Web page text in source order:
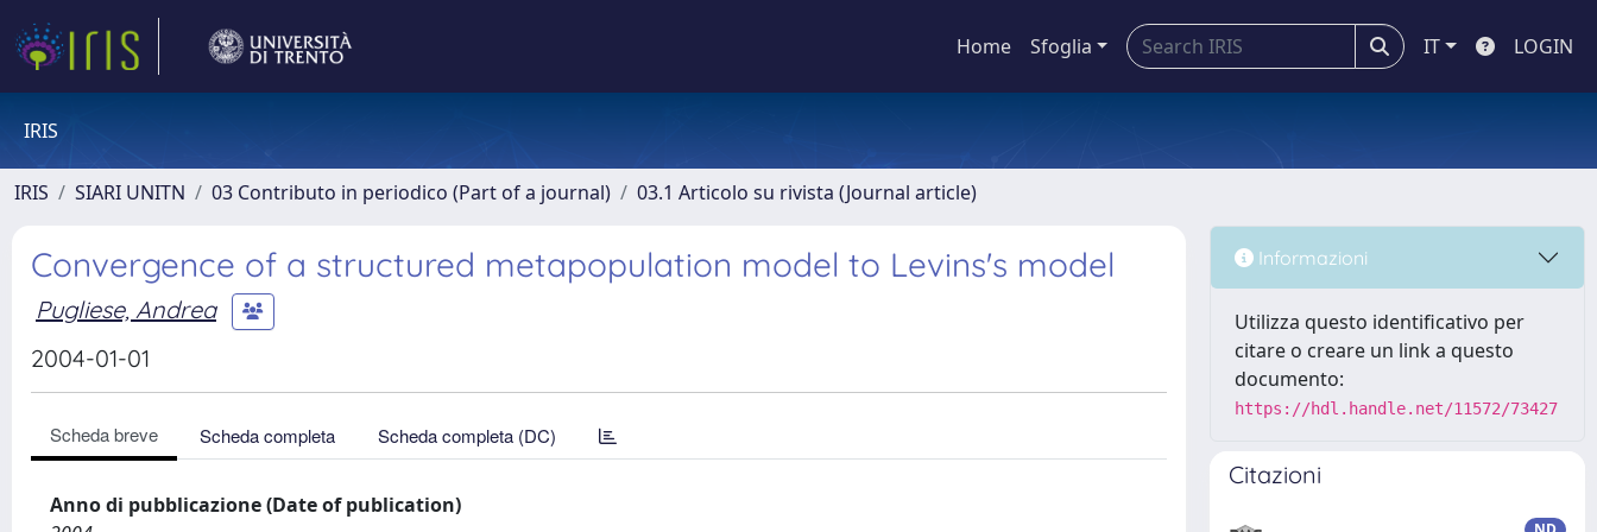
Home Sfoglia IT LOGIN
IRIS
IRIS SIARI UNITN 03 Contributo in periodico (Part of a journal) 03.1 Articolo su rivista (Journal article)
Convergence of a structured metapopulation model to Levins's model
Pugliese, Andrea
2004-01-01
Scheda breve Scheda completa Scheda completa (DC)
Anno di pubblicazione (Date of publication)
Informazioni
Utilizza questo identificativo per
citare o creare un link a questo
documento:
https://hdl.handle.net/11572/73427
Citazioni